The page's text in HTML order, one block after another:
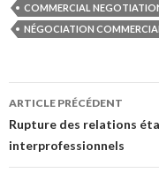
COMMERCIAL
NÉGOCIATION
Navigation
des
articles
ARTICLE PRÉCÉDENT
Rupture des relations
interprofessionnels